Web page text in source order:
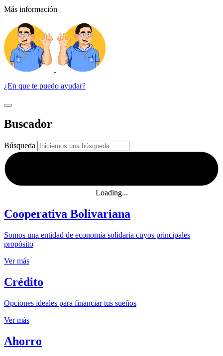
Más información
¿En que te puedo ayudar?
Buscador
Búsqueda
Loading...
Cooperativa Bolivariana
Somos una entidad de economía solidaria cuyos principales
propósito
Ver más
Crédito
Opciones ideales para financiar tus sueños
Ver más
Ahorro